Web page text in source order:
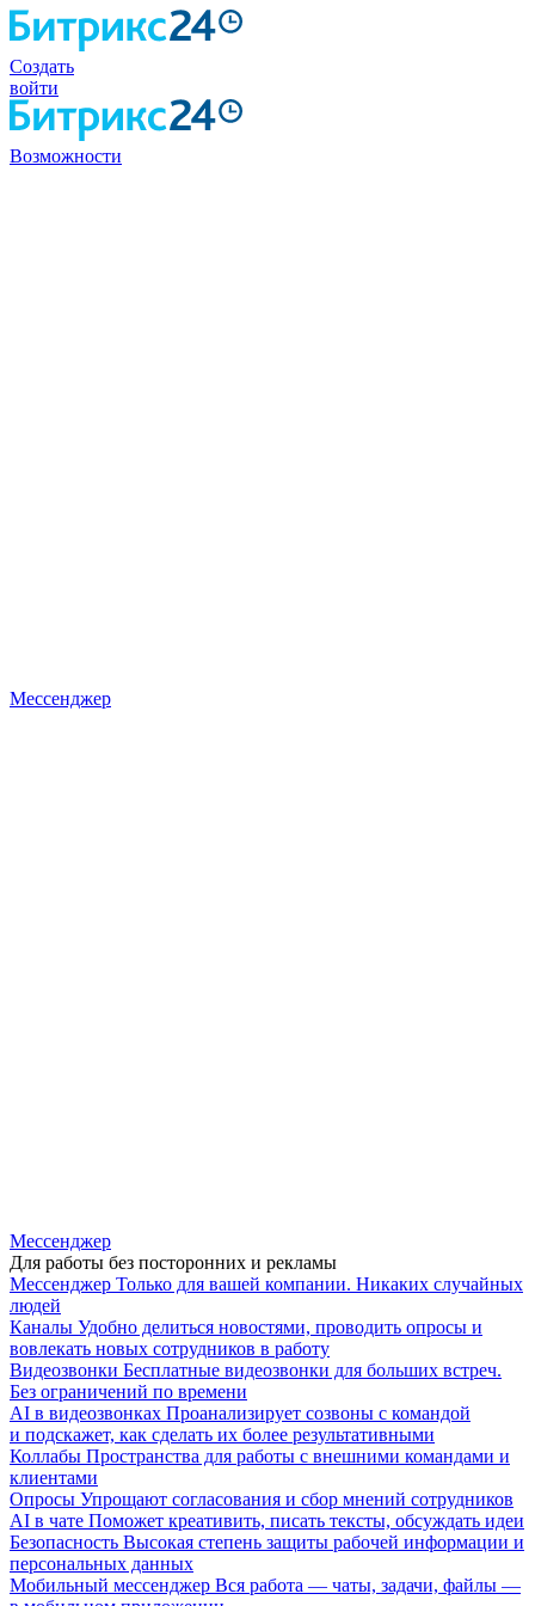
Создать
войти
Возможности
Мессенджер
Мессенджер
Для работы без посторонних и рекламы
Мессенджер Только для вашей компании. Никаких случайных
людей
Каналы Удобно делиться новостями, проводить опросы и
вовлекать новых сотрудников в работу
Видеозвонки Бесплатные видеозвонки для больших встреч.
Без ограничений по времени
AI в видеозвонках Проанализирует созвоны с командой
и подскажет, как сделать их более результативными
Коллабы Пространства для работы с внешними командами и
клиентами
Опросы Упрощают согласования и сбор мнений сотрудников
AI в чате Поможет креативить, писать тексты, обсуждать идеи
Безопасность Высокая степень защиты рабочей информации и
персональных данных
Мобильный мессенджер Вся работа — чаты, задачи, файлы —